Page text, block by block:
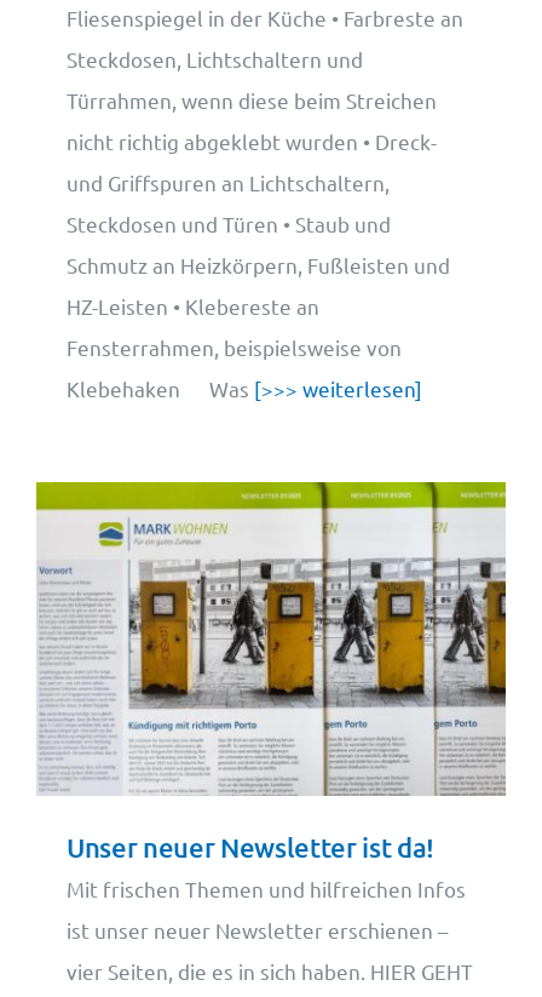
Fliesenspiegel in der Küche • Farbreste an
Steckdosen, Lichtschaltern und
Türrahmen, wenn diese beim Streichen
nicht richtig abgeklebt wurden • Dreck-
und Griffspuren an Lichtschaltern,
Steckdosen und Türen • Staub und
Schmutz an Heizkörpern, Fußleisten und
HZ-Leisten • Klebereste an
Fensterrahmen, beispielsweise von
Klebehaken Was [>>> weiterlesen]
Unser neuer Newsletter ist da!
Mit frischen Themen und hilfreichen Infos
ist unser neuer Newsletter erschienen –
vier Seiten, die es in sich haben. HIER GEHT